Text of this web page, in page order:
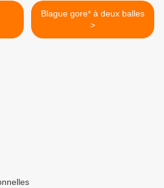
Blague gore* à deux balles
>